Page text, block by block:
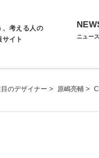
、考える人の
イト
ニュー
のデザイナー > 原嶋亮輔 >